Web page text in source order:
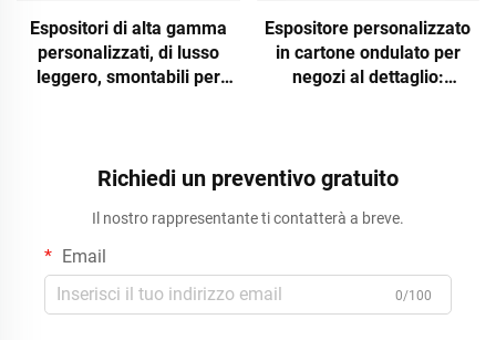
Espositori di alta gamma
personalizzati, di lusso
leggero, smontabili per
Espositore personalizzato
in cartone ondulato per
negozi al dettaglio:
capi di abbigliamento come
Richiedi un preventivo gratuito
Il nostro rappresentante ti contatterà a breve.
Email
0/100